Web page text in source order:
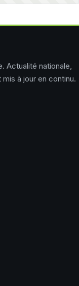
Actualité nationale,
à jour en continu.